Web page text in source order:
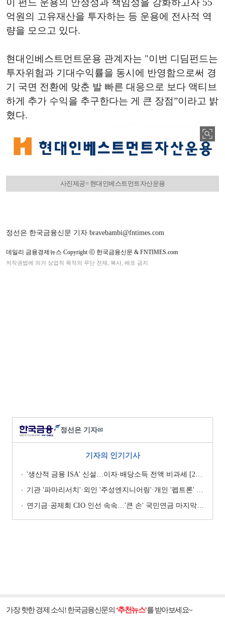
이 펀드 운용의 안정성과 책임성을 강화하고자 55
억원의 고유재산을 투자하는 등 운용에 전사적 역
량을 모으고 있다.
현대인베스트먼트운용 관계자는 "이번 디딤펀드는
투자위험과 기대수익률을 동시에 반영함으로써 경
기 국면 전환에 맞춘 발 빠른 대응으로 보다 액티브
하게 추가 수익을 추구한다는 게 큰 장점”이라고 밝
혔다.
사진제공= 현대인베스트먼트자산운용
정선은 한국금융신문 기자 bravebambi@fntimes.com
데일리 금융경제뉴스 Copyright ⓒ 한국금융신문 & FNTIMES.com
저작권법에 의거 상업적 목적의 무단 전재, 복사, 배포 금지
정선은 기자✉
기자의 인기기사
'생산적 금융 ISA' 신설…이자·배당소득 전액 비과세 [2026 세제개편안]
기관 '파마리서치'·외인 '주성엔지니어링'·개인 '펩트론' 1위 [주간 코스닥 순매수- 2026년 7월27일~7월31일]
연기금·공제회 CIO 인선 속속…'큰 손' 국민연금 마지막 타자
가장 핫한 경제 소식! 한국금융신문의 ‘추천뉴스’를 받아보세요~